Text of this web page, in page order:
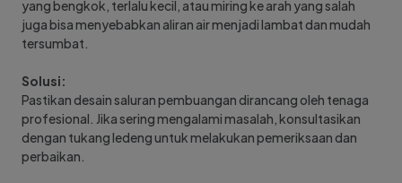
yang bengkok, terlalu kecil, atau miring ke arah yang salah
juga bisa menyebabkan aliran air menjadi lambat dan mudah
tersumbat.
Solusi:
Pastikan desain saluran pembuangan dirancang oleh tenaga
profesional. Jika sering mengalami masalah, konsultasikan
dengan tukang ledeng untuk melakukan pemeriksaan dan
perbaikan.